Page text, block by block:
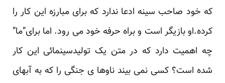
که خود صاحب سینه ادعا ندارد که برای مبارزه این کار را
کرده.او بازیگر است و براه حرفه خود می رود. اما برای”ما”
چه اهمیت دارد که در متن یک تولیدسینمائی این کار
شده است؟ کسی نمی بیند ناوها ی جنگی را که به آبهای